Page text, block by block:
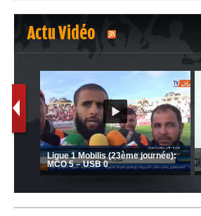
Actu Vidéo
1 2
Ligue 1 Mobilis (23ème journée):
MCO 5 – USB 0